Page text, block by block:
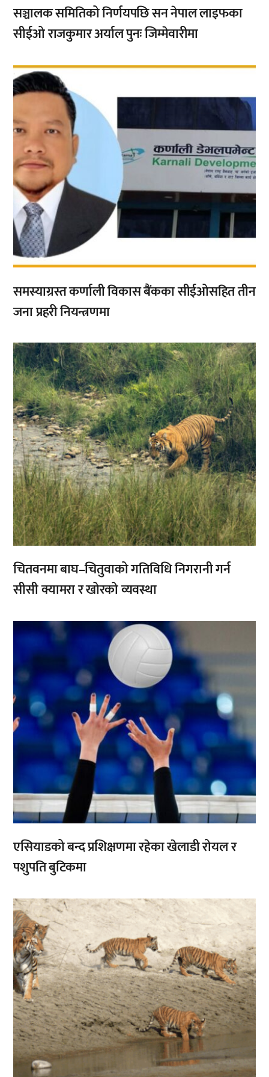
सञ्चालक समितिको निर्णयपछि सन नेपाल लाइफका
सीईओ राजकुमार अर्याल पुनः जिम्मेवारीमा
,
समस्याग्रस्त कर्णाली विकास बैंकका सीईओसहित तीन
जना प्रहरी नियन्त्रणमा
,
चितवनमा बाघ–चितुवाको गतिविधि निगरानी गर्न
सीसी क्यामरा र खोरको व्यवस्था
,
एसियाडको बन्द प्रशिक्षणमा रहेका खेलाडी रोयल र
पशुपति बुटिकमा